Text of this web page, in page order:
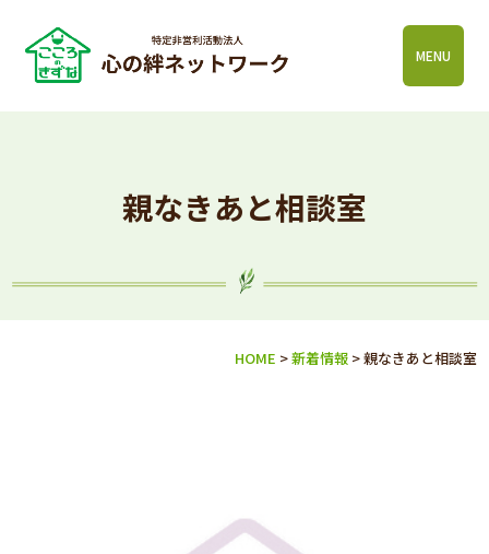
MENU
親なきあと相談室
HOME >新着情報>親なきあと相談室